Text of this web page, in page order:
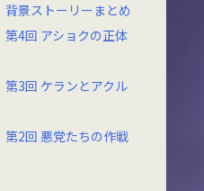
背景ストーリーまとめ
第4回 アショクの正体
第3回 ケランとアクル
第2回 悪党たちの作戦